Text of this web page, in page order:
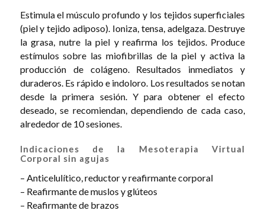
Estimula el músculo profundo y los tejidos superficiales
(piel y tejido adiposo). Ioniza, tensa, adelgaza. Destruye
la grasa, nutre la piel y reafirma los tejidos. Produce
estímulos sobre las miofibrillas de la piel y activa la
producción de colágeno. Resultados inmediatos y
duraderos. Es rápido e indoloro. Los resultados se notan
desde la primera sesión. Y para obtener el efecto
deseado, se recomiendan, dependiendo de cada caso,
alrededor de 10 sesiones.
Indicaciones de la Mesoterapia Virtual
Corporal sin agujas
– Anticelulítico, reductor y reafirmante corporal
– Reafirmante de muslos y glúteos
– Reafirmante de brazos